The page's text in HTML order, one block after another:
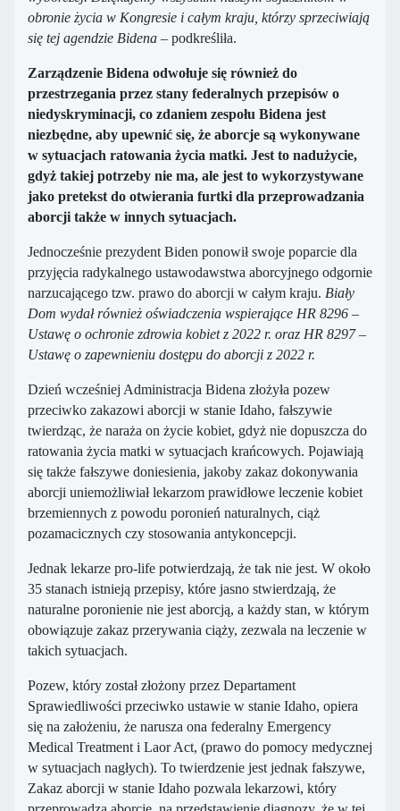
obronie życia w Kongresie i całym kraju, którzy sprzeciwiają
się tej agendzie Bidena – podkreśliła.
Zarządzenie Bidena odwołuje się również do
przestrzegania przez stany federalnych przepisów o
niedyskryminacji, co zdaniem zespołu Bidena jest
niezbędne, aby upewnić się, że aborcje są wykonywane
w sytuacjach ratowania życia matki. Jest to nadużycie,
gdyż takiej potrzeby nie ma, ale jest to wykorzystywane
jako pretekst do otwierania furtki dla przeprowadzania
aborcji także w innych sytuacjach.
Jednocześnie prezydent Biden ponowił swoje poparcie dla
przyjęcia radykalnego ustawodawstwa aborcyjnego odgornie
narzucającego tzw. prawo do aborcji w całym kraju. Biały
Dom wydał również oświadczenia wspierające HR 8296 –
Ustawę o ochronie zdrowia kobiet z 2022 r. oraz HR 8297 –
Ustawę o zapewnieniu dostępu do aborcji z 2022 r.
Dzień wcześniej Administracja Bidena złożyła pozew
przeciwko zakazowi aborcji w stanie Idaho, fałszywie
twierdząc, że naraża on życie kobiet, gdyż nie dopuszcza do
ratowania życia matki w sytuacjach krańcowych. Pojawiają
się także fałszywe doniesienia, jakoby zakaz dokonywania
aborcji uniemożliwiał lekarzom prawidłowe leczenie kobiet
brzemiennych z powodu poronień naturalnych, ciąż
pozamacicznych czy stosowania antykoncepcji.
Jednak lekarze pro-life potwierdzają, że tak nie jest. W około
35 stanach istnieją przepisy, które jasno stwierdzają, że
naturalne poronienie nie jest aborcją, a każdy stan, w którym
obowiązuje zakaz przerywania ciąży, zezwala na leczenie w
takich sytuacjach.
Pozew, który został złożony przez Departament
Sprawiedliwości przeciwko ustawie w stanie Idaho, opiera
się na założeniu, że narusza ona federalny Emergency
Medical Treatment i Laor Act, (prawo do pomocy medycznej
w sytuacjach nagłych). To twierdzenie jest jednak fałszywe,
Zakaz aborcji w stanie Idaho pozwala lekarzowi, który